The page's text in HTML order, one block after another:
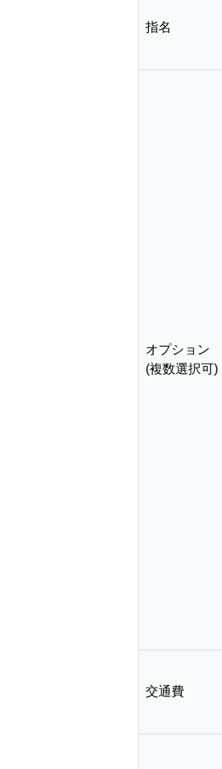
指名
オプション
(複数選択可)
交通費